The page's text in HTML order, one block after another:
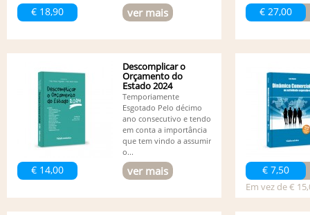
€ 18,90 ver mais € 27,00
€ 14,00
Descomplicar o
Orçamento do
Estado 2024
Temporiamente
Esgotado Pelo décimo
ano consecutivo e tendo
em conta a importância
que tem vindo a assumir
o...
ver mais € 7,50
Em vez de €